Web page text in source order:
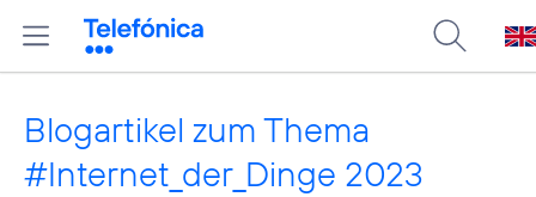
Blogartikel zum Thema
#Internet_der_Dinge 2023